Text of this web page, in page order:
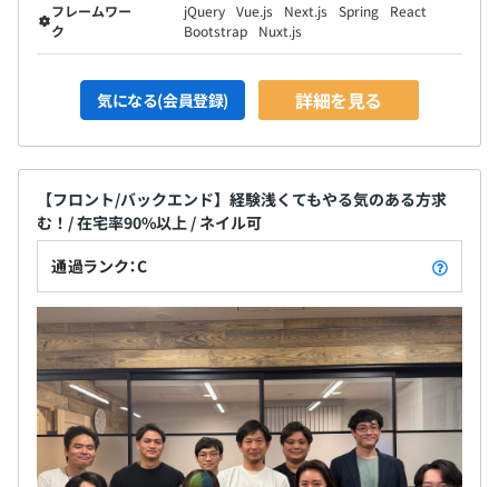
フレームワー
ク
jQuery Vue.js Next.js Spring
React
Bootstrap
Nuxt.js
気になる(会員登録) 詳細を見る
【フロント/バックエンド】経験浅くてもやる気のある方求
む！/ 在宅率90%以上 / ネイル可
通過ランク：C